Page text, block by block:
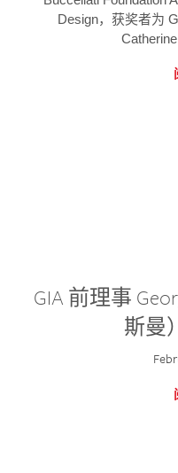
Design，获奖者为
Catherine
GIA 前理事
斯曼